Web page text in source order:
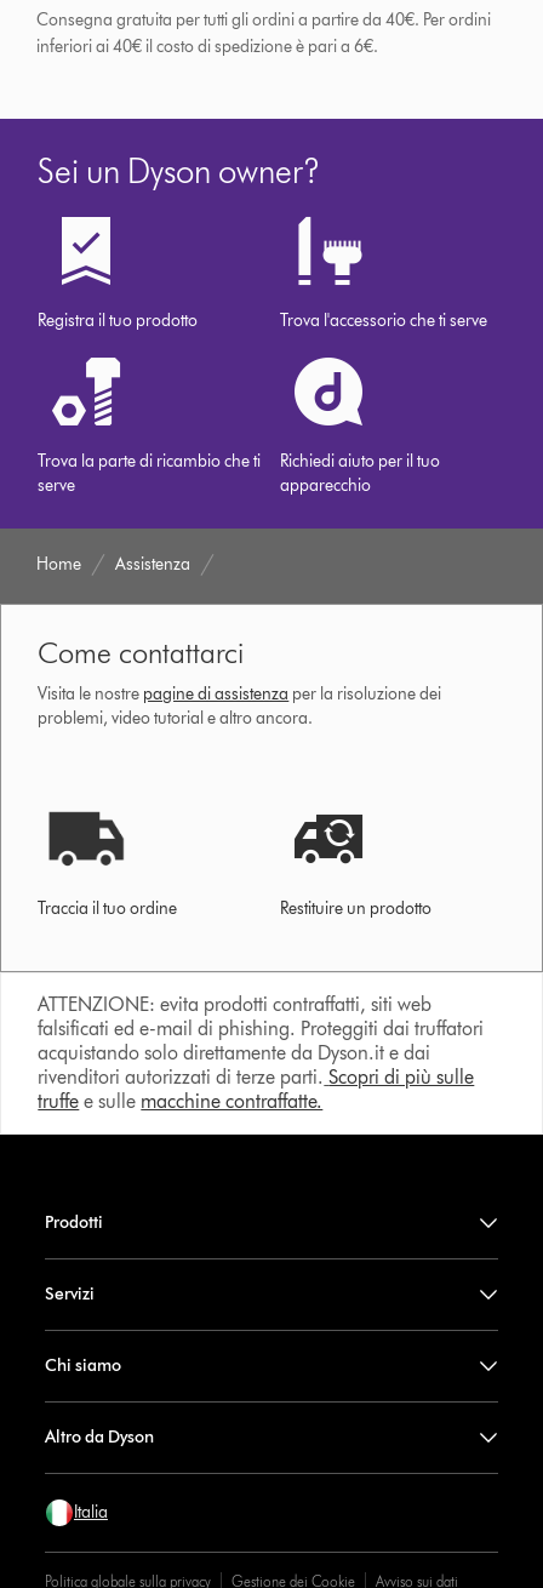
Consegna gratuita per tutti gli ordini a partire da 40€. Per ordini
inferiori ai 40€ il costo di spedizione è pari a 6€.
Sei un Dyson owner?
Registra il tuo prodotto Trova l'accessorio che ti serve
Trova la parte di ricambio che ti
serve
Richiedi aiuto per il tuo
apparecchio
Home Assistenza
Come contattarci
Visita le nostre pagine di assistenza per la risoluzione dei
problemi, video tutorial e altro ancora.
Traccia il tuo ordine Restituire un prodotto
ATTENZIONE: evita prodotti contraffatti, siti web
falsificati ed e-mail di phishing. Proteggiti dai truffatori
acquistando solo direttamente da Dyson.it e dai
rivenditori autorizzati di terze parti. Scopri di più sulle
truffe e sulle macchine contraffatte.
Prodotti
Servizi
Chi siamo
Altro da Dyson
Italia
Politica globale sulla privacy Gestione dei Cookie Avviso sui dati